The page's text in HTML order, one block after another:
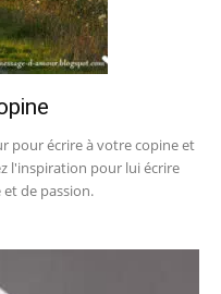
pour écrire à votre copine et
l'inspiration pour lui écrire
de passion.